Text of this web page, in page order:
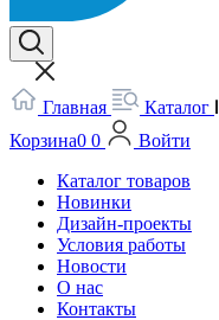
Главная Каталог
Корзина0 0
Войти
Каталог товаров
Новинки
Дизайн-проекты
Условия работы
Новости
О нас
Контакты